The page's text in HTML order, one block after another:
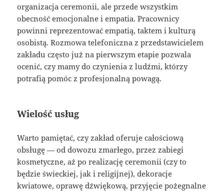
organizacja ceremonii, ale przede wszystkim
obecność emocjonalne i empatia. Pracownicy
powinni reprezentować empatią, taktem i kulturą
osobistą. Rozmowa telefoniczna z przedstawicielem
zakładu często już na pierwszym etapie pozwala
ocenić, czy mamy do czynienia z ludźmi, którzy
potrafią pomóc z profesjonalną powagą.
Wielość usług
Warto pamiętać, czy zakład oferuje całościową
obsługę — od dowozu zmarłego, przez zabiegi
kosmetyczne, aż po realizację ceremonii (czy to
będzie świeckiej, jak i religijnej), dekoracje
kwiatowe, oprawę dźwiękową, przyjęcie pożegnalne